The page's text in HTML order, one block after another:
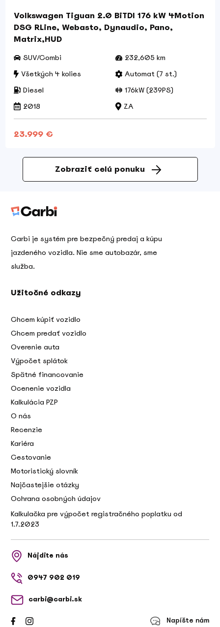
Volkswagen Tiguan 2.0 BiTDI 176 kW 4Motion
DSG RLine, Webasto, Dynaudio, Pano,
Matrix,HUD
SUV/Combi
232,605 km
Všetkých 4 kolies
Automat (7 st.)
Diesel
176kW (239PS)
2018
ZA
23.999 €
Zobraziť celú ponuku
Carbi je systém pre bezpečný predaj a kúpu
jazdeného vozidla. Nie sme autobazár, sme
služba.
Užitočné odkazy
Chcem kúpiť vozidlo
Chcem predať vozidlo
Overenie auta
Výpočet splátok
Spätné financovanie
Ocenenie vozidla
Kalkulácia PZP
O nás
Recenzie
Kariéra
Cestovanie
Motoristický slovník
Najčastejšie otázky
Ochrana osobných údajov
Kalkulačka pre výpočet registračného poplatku od
1.7.2023
Nájdite nás
0947 902 019
carbi@carbi.sk
Napíšte nám